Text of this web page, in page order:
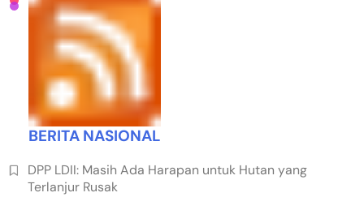
BERITA NASIONAL
DPP LDII: Masih Ada Harapan untuk Hutan yang
Terlanjur Rusak